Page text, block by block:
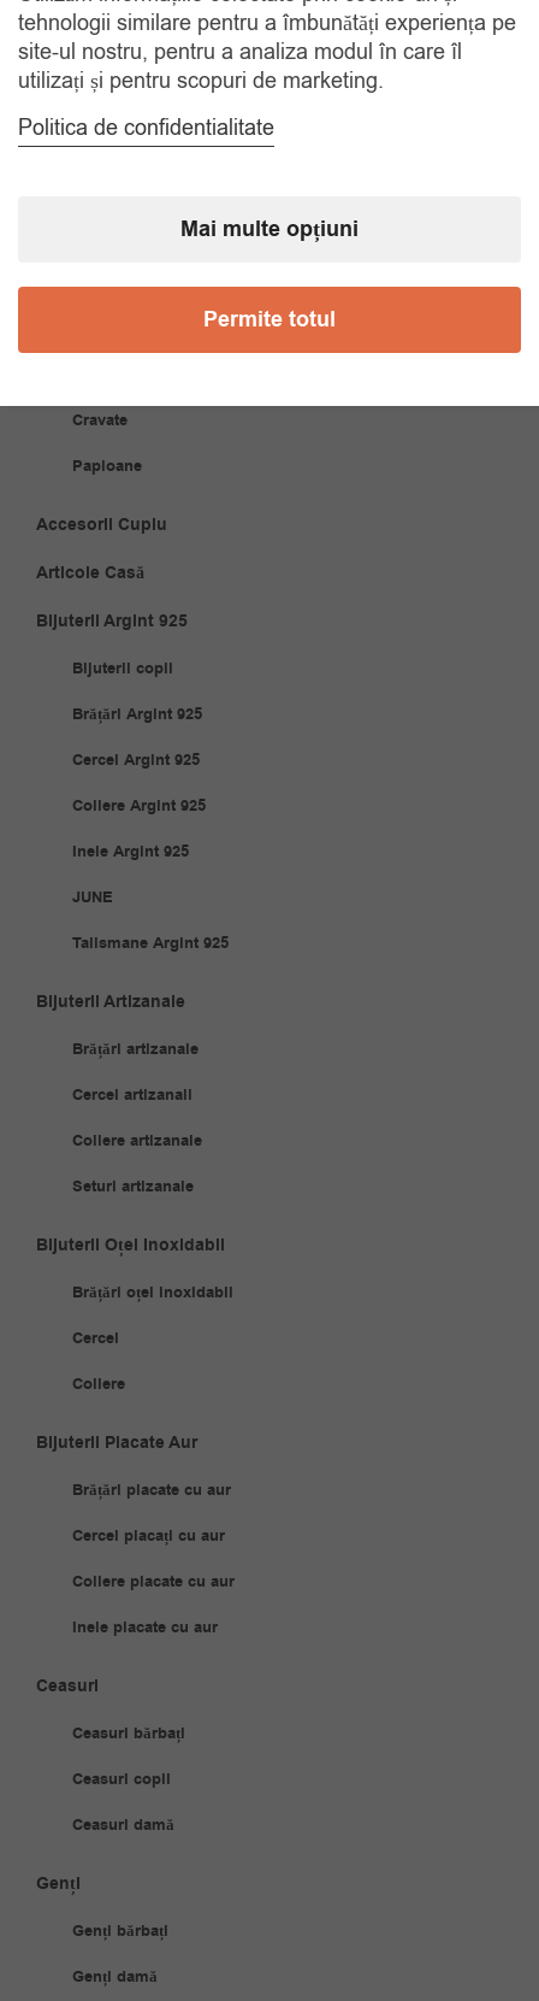
Gratuit, indiferent de motiv
COMANDA TELEFONIC
Accesorii Bărbăți
Cravate
Papioane
Accesorii Cuplu
Articole Casă
Bijuterii Argint 925
Bijuterii copii
Brățări Argint 925
Cercei Argint 925
Coliere Argint 925
Inele Argint 925
JUNE
Talismane Argint 925
Bijuterii Artizanale
Brățări artizanale
Cercei artizanali
Coliere artizanale
Seturi artizanale
Bijuterii Oțel Inoxidabil
Brățări oțel inoxidabil
Cercei
Coliere
Bijuterii Placate Aur
Brățări placate cu aur
Cercei placați cu aur
Coliere placate cu aur
Inele placate cu aur
Ceasuri
Ceasuri bărbați
Ceasuri copii
Ceasuri damă
Genți
Genți bărbați
Genți damă
tehnologii similare pentru a îmbunătăți experiența pe
site-ul nostru, pentru a analiza modul în care îl
utilizați și pentru scopuri de marketing.
Politica de confidentialitate
Mai multe opțiuni
Permite totul